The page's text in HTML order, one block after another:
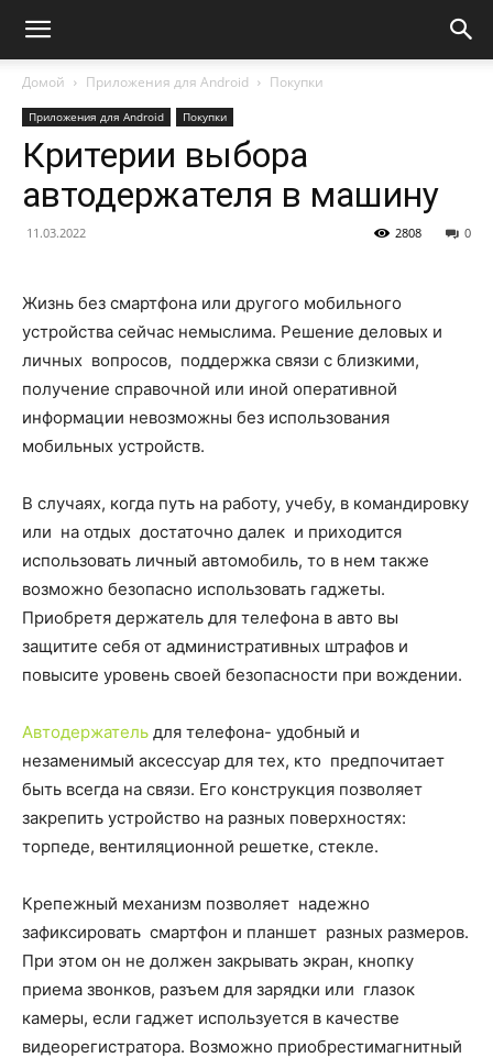
Домой Приложения для Android Покупки
Приложения для Android Покупки
Критерии выбора
автодержателя в машину
11.03.2022 0
2808
Жизнь без смартфона или другого мобильного
устройства сейчас немыслима. Решение деловых и
личных вопросов, поддержка связи с близкими,
получение справочной или иной оперативной
информации невозможны без использования
мобильных устройств.
В случаях, когда путь на работу, учебу, в командировку
или на отдых достаточно далек и приходится
использовать личный автомобиль, то в нем также
возможно безопасно использовать гаджеты.
Приобретя держатель для телефона в авто вы
защитите себя от административных штрафов и
повысите уровень своей безопасности при вождении.
Автодержатель для телефона- удобный и
незаменимый аксессуар для тех, кто предпочитает
быть всегда на связи. Его конструкция позволяет
закрепить устройство на разных поверхностях:
торпеде, вентиляционной решетке, стекле.
Крепежный механизм позволяет надежно
зафиксировать смартфон и планшет разных размеров.
При этом он не должен закрывать экран, кнопку
приема звонков, разъем для зарядки или глазок
камеры, если гаджет используется в качестве
видеорегистратора. Возможно приобрестимагнитный